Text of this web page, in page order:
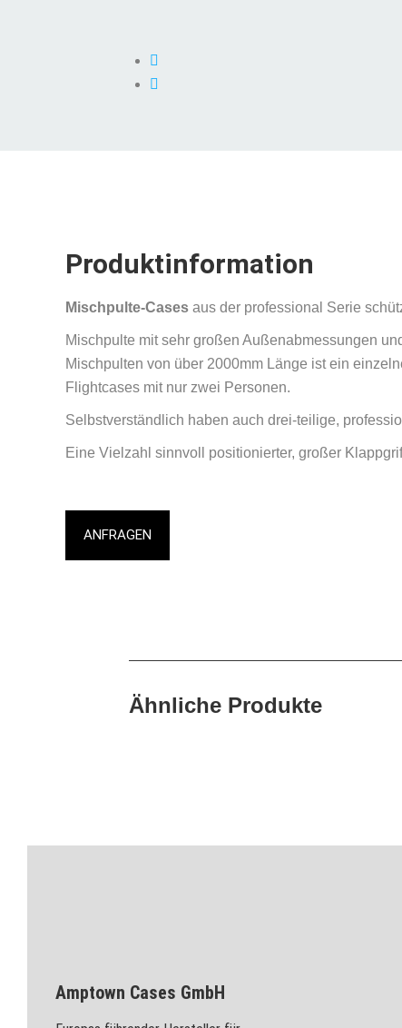
Produktinformation
Mischpulte-Cases aus der professional Serie
Mischpulte mit sehr großen Außenabmessungen
Mischpulten von über 2000mm Länge ist ein
Flightcases mit nur zwei Personen.
Selbstverständlich haben auch drei-teilige,
Eine Vielzahl sinnvoll positionierter, großer
ANFRAGEN
Ähnliche Produkte
Amptown Cases GmbH